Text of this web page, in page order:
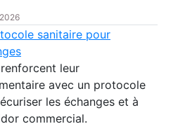
sanitaire pour
leur
avec un protocole
les échanges et à
commercial.